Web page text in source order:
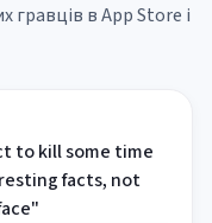
гравців в App Store і
to kill some time
facts, not